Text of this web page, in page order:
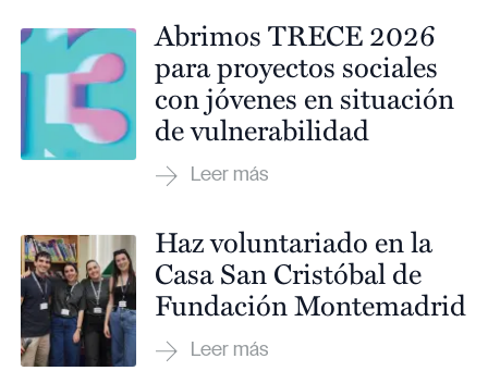
Abrimos TRECE 2026
para proyectos sociales
con jóvenes en situación
de vulnerabilidad
Haz voluntariado en la
Casa San Cristóbal de
Fundación Montemadrid